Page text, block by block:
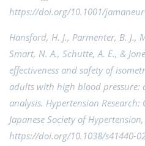
https://doi.org/10.1001/
Hansford, H. J., Parmenter, B. J.,
Smart, N. A., Schutte, A. E., &
effectiveness and safety of
adults with high blood pressure:
analysis. Hypertension
Japanese Society of
https://doi.org/10.1038/s41440-